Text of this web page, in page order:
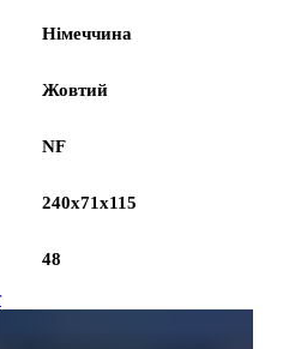
Німеччина
Жовтий
NF
240x71x115
48